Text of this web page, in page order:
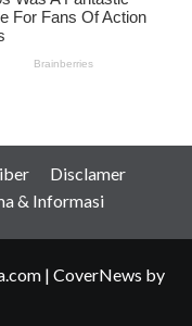
Disclamer
& Informasi
| CoverNews by